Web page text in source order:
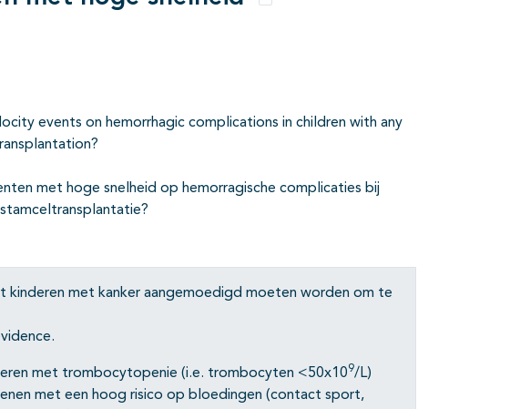
Opties
events on hemorrhagic complications in children with any
met hoge snelheid op hemorragische complicaties bij
kinderen met kanker aangemoedigd moeten worden om te
met trombocytopenie (i.e. trombocyten <50x109/L)
met een hoog risico op bloedingen (contact sport,